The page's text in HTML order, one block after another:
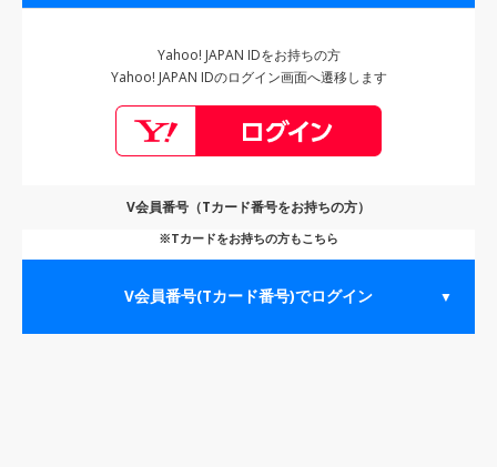
Yahoo! JAPAN IDをお持ちの方
Yahoo! JAPAN IDのログイン画面へ遷移します
V会員番号（Tカード番号をお持ちの方）
※Tカードをお持ちの方もこちら
V会員番号(Tカード番号)でログイン ▼